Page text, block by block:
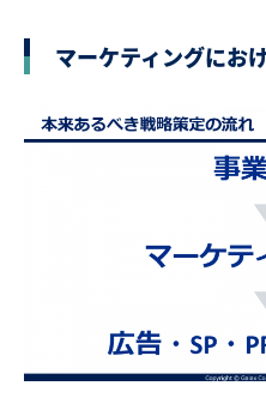
マーケティングにお